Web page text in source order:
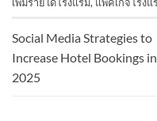
Social Media Strategies to
Increase Hotel Bookings in
2025